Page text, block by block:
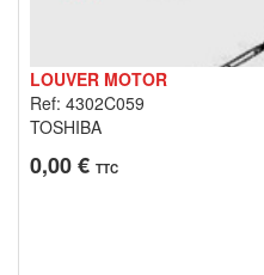
LOUVER MOTOR
Ref: 4302C059
TOSHIBA
0,00 € TTC